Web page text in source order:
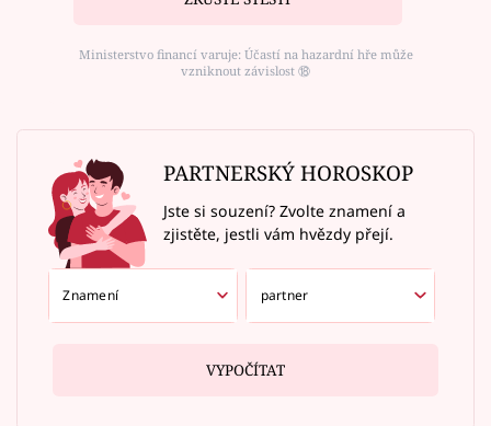
Ministerstvo financí varuje: Účastí na hazardní hře může
vzniknout závislost ⑱
PARTNERSKÝ HOROSKOP
Jste si souzení? Zvolte znamení a
zjistěte, jestli vám hvězdy přejí.
VYPOČÍTAT